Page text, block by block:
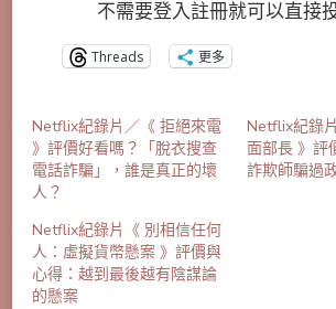
不需要登入註冊就可以直接
Threads 更多
Netflix紀錄片／《 拒絕來電
》評價好看嗎？「脫衣搜查
電話詐騙」，誰是真正的壞
人？
Netflix紀錄
面部長 》評
詐欺師騙過
Netflix紀錄片《 別相信任何
人：虛擬貨幣懸案 》評價與
心得：越到最後越有陰謀論
的懸案